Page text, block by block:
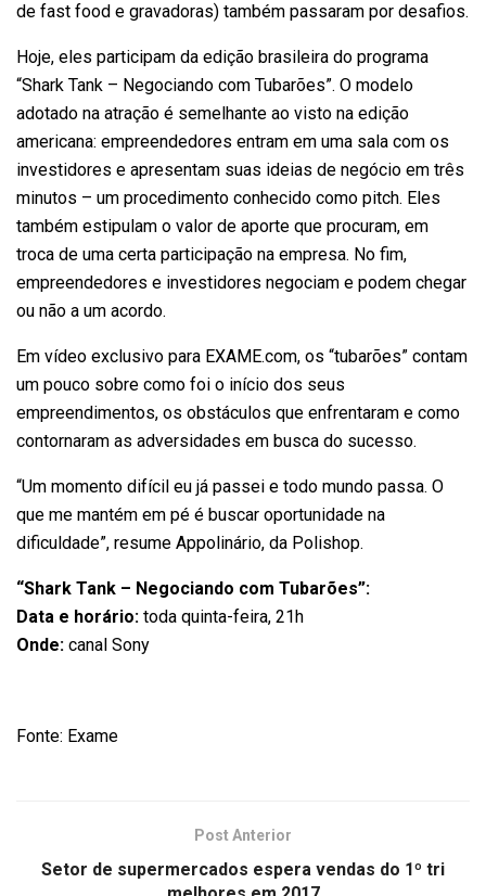
de fast food e gravadoras) também passaram por desafios.
Hoje, eles participam da edição brasileira do programa
“Shark Tank – Negociando com Tubarões”. O modelo
adotado na atração é semelhante ao visto na edição
americana: empreendedores entram em uma sala com os
investidores e apresentam suas ideias de negócio em três
minutos – um procedimento conhecido como pitch. Eles
também estipulam o valor de aporte que procuram, em
troca de uma certa participação na empresa. No fim,
empreendedores e investidores negociam e podem chegar
ou não a um acordo.
Em vídeo exclusivo para EXAME.com, os “tubarões” contam
um pouco sobre como foi o início dos seus
empreendimentos, os obstáculos que enfrentaram e como
contornaram as adversidades em busca do sucesso.
“Um momento difícil eu já passei e todo mundo passa. O
que me mantém em pé é buscar oportunidade na
dificuldade”, resume Appolinário, da Polishop.
“Shark Tank – Negociando com Tubarões”:
Data e horário: toda quinta-feira, 21h
Onde: canal Sony
Fonte: Exame
Post Anterior
Setor de supermercados espera vendas do 1º tri